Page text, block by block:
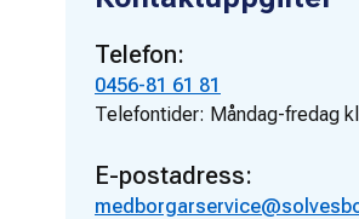
Telefon:
0456-81 61 81
Telefontider: Måndag-fredag
E-postadress: